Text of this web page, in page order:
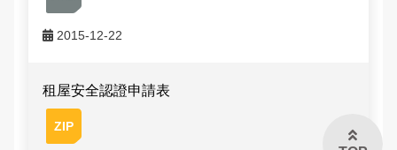
2015-12-22
租屋安全認證申請表